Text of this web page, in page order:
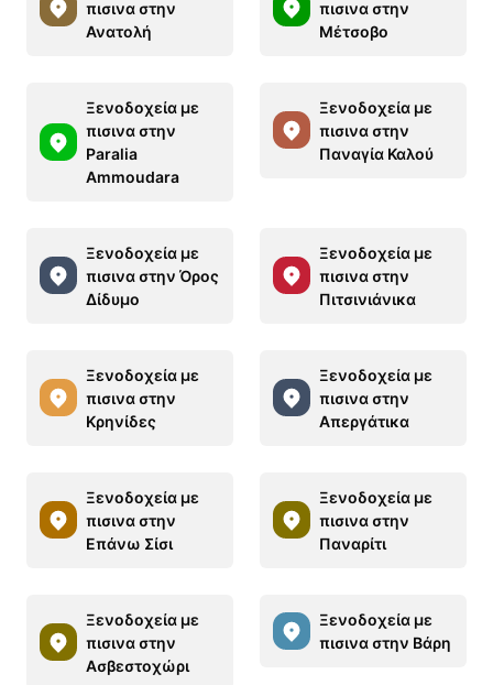
πισινα στην
Ανατολή
πισινα στην
Μέτσοβο
Ξενοδοχεία με
πισινα στην
Paralia
Ammoudara
Ξενοδοχεία με
πισινα στην
Παναγία Καλού
Ξενοδοχεία με
πισινα στην Όρος
Δίδυμο
Ξενοδοχεία με
πισινα στην
Πιτσινιάνικα
Ξενοδοχεία με
πισινα στην
Κρηνίδες
Ξενοδοχεία με
πισινα στην
Απεργάτικα
Ξενοδοχεία με
πισινα στην
Επάνω Σίσι
Ξενοδοχεία με
πισινα στην
Παναρίτι
Ξενοδοχεία με
πισινα στην
Ασβεστοχώρι
Ξενοδοχεία με
πισινα στην Βάρη